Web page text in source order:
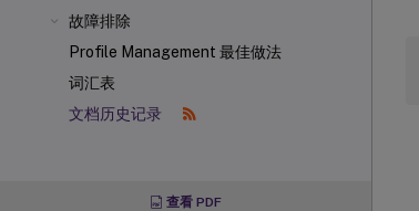
故障排除
Profile Management 最佳做法
词汇表
文档历史记录
查看 PDF